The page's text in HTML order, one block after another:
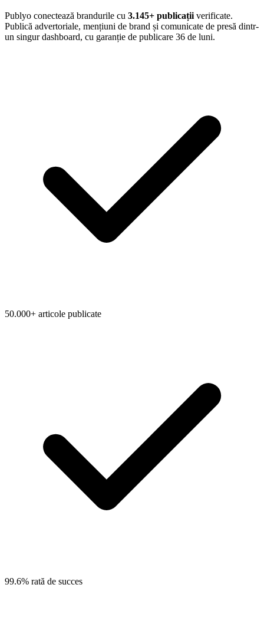
Publyo conectează brandurile cu 3.145+ publicații verificate.
Publică advertoriale, mențiuni de brand și comunicate de presă dintr-
un singur dashboard, cu garanție de publicare 36 de luni.
50.000+ articole publicate
99.6% rată de succes